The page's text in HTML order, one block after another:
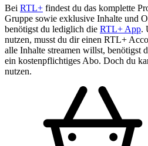
Bei RTL+ findest du das komplette
Gruppe sowie exklusive Inhalte und
benötigst du lediglich die RTL+ App.
nutzen, musst du dir einen RTL+
alle Inhalte streamen willst, benötigst
ein kostenpflichtiges Abo. Doch du
nutzen.